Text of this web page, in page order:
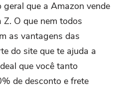
geral que a Amazon vende
Z. O que nem todos
as vantagens das
do site que te ajuda a
que você tanto
de desconto e frete